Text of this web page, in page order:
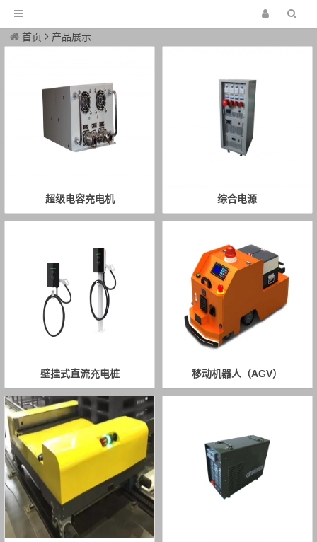
首页 产品展示
超级电容充电机 综合电源
壁挂式直流充电桩 移动机器人（AGV）